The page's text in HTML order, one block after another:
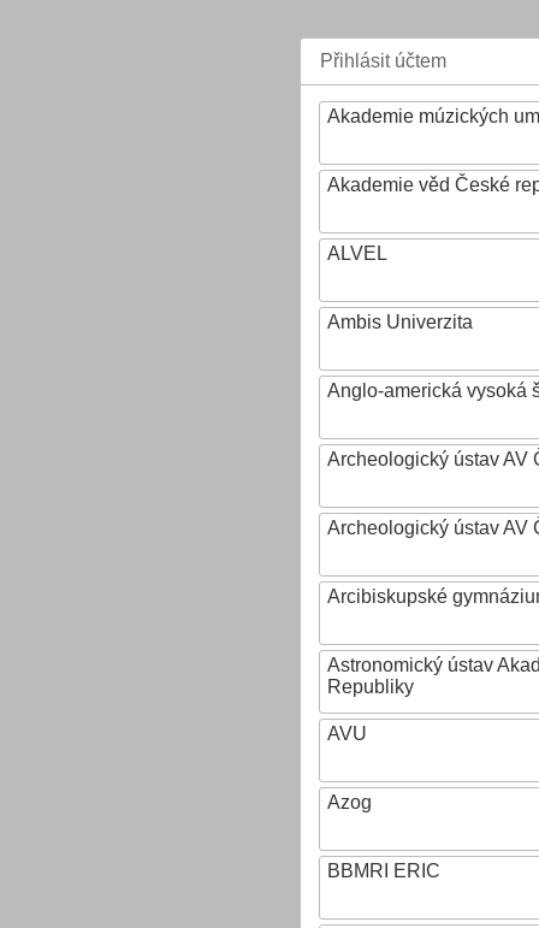
Přihlásit účtem
Akademie múzických
Akademie věd České
ALVEL
Ambis Univerzita
Anglo-americká vysoká
Archeologický ústav AV
Archeologický ústav AV
Arcibiskupské
Astronomický ústav
Republiky
AVU
Azog
BBMRI ERIC